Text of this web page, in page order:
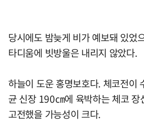
당시에도 밤늦게 비가 예보돼 있었
타디움에 빗방울은 내리지 않았다.
하늘이 도운 홍명보호다. 체코전이
균 신장 190㎝에 육박하는 체코 장
고전했을 가능성이 크다.